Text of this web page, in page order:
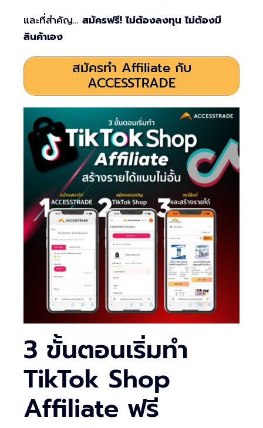
และที่สำคัญ… สมัครฟรี! ไม่ต้องลงทุน ไม่ต้องมี
สินค้าเอง
สมัครทำ Affiliate กับ
ACCESSTRADE
3 ขั้นตอนเริ่มทำ
TikTok Shop
Affiliate ฟรี